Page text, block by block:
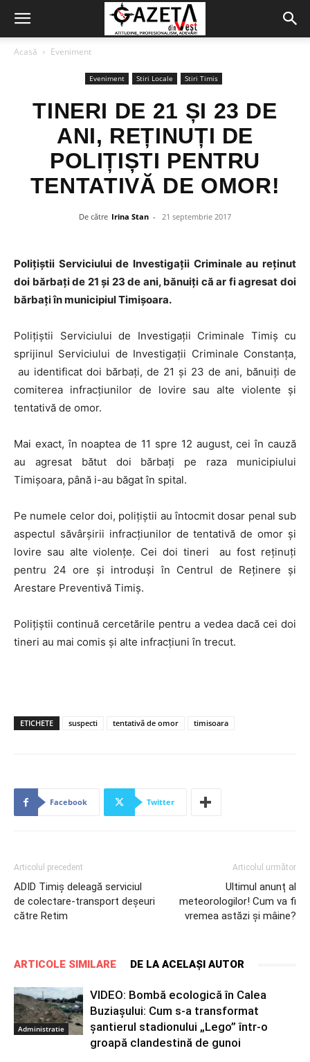
Acasă Eveniment
Eveniment Stiri Locale Stiri Timis
TINERI DE 21 ȘI 23 DE
ANI, REȚINUȚI DE
POLIȚIȘTI PENTRU
TENTATIVĂ DE OMOR!
De către Irina Stan - 21 septembrie 2017
Polițiștii Serviciului de Investigații Criminale au reținut
doi bărbați de 21 și 23 de ani, bănuiți că ar fi agresat doi
bărbați în municipiul Timișoara.
Polițiștii Serviciului de Investigații Criminale Timiș cu
sprijinul Serviciului de Investigații Criminale Constanța,
au identificat doi bărbați, de 21 și 23 de ani, bănuiți de
comiterea infracțiunilor de lovire sau alte violente și
tentativă de omor.
Mai exact, în noaptea de 11 spre 12 august, cei în cauză
au agresat bătut doi bărbați pe raza municipiului
Timișoara, până i-au băgat în spital.
Pe numele celor doi, polițiștii au întocmit dosar penal sub
aspectul săvârșirii infracțiunilor de tentativă de omor și
lovire sau alte violențe. Cei doi tineri au fost reținuți
pentru 24 ore și introduși în Centrul de Reținere și
Arestare Preventivă Timiș.
Polițiștii continuă cercetările pentru a vedea dacă cei doi
tineri au mai comis și alte infracțiuni în trecut.
ETICHETE suspecti tentativă de omor timisoara
Facebook Twitter
Articolul precedent
ADID Timiş deleagă serviciul
de colectare-transport deşeuri
către Retim
Articolul următor
Ultimul anunț al
meteorologilor! Cum va fi
vremea astăzi și mâine?
ARTICOLE SIMILARE DE LA ACELAȘI AUTOR
Administratie
VIDEO: Bombă ecologică în Calea
Buziașului: Cum s-a transformat
șantierul stadionului „Lego” într-o
groapă clandestină de gunoi